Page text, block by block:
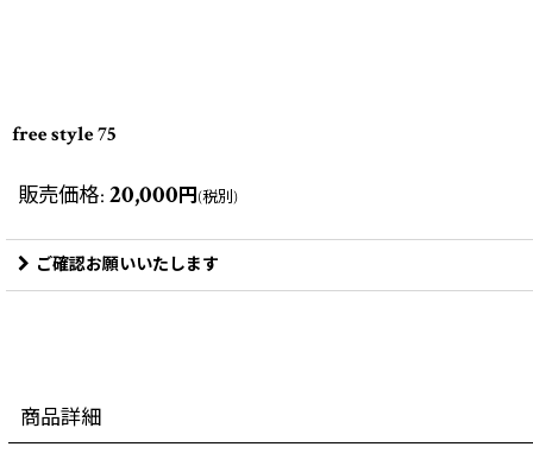
free style 75
販売価格: 20,000円(税別)
ご確認お願いいたします
商品詳細